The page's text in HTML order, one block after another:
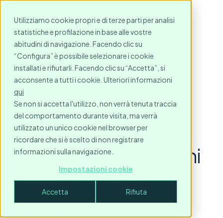
Utilizziamo cookie propri e di terze parti per analisi
statistiche e profilazione in base alle vostre
abitudini di navigazione. Facendo clic su
“Configura” è possibile selezionare i cookie
installati e rifiutarli. Facendo clic su “Accetta”, si
acconsente a tutti i cookie. Ulteriori informazioni
qui
Se non si accetta l'utilizzo, non verrà tenuta traccia
del comportamento durante visita, ma verrà
utilizzato un unico cookie nel browser per
ricordare che si è scelto di non registrare
informazioni sulla navigazione.
Impostazioni cookie
Accetta Rifiuta
Affitti mensili vs. hotel:
qual è il migliore per chi
viaggia per lavoro?
October 28, 2024